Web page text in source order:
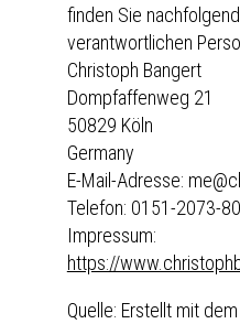
finden Sie
verantwortlichen
Christoph Bangert
Dompfaffenweg 21
50829 Köln
Germany
E-Mail-Adresse: me
Telefon: 0151-2073-
Impressum:
https://
Quelle: Erstellt mit dem